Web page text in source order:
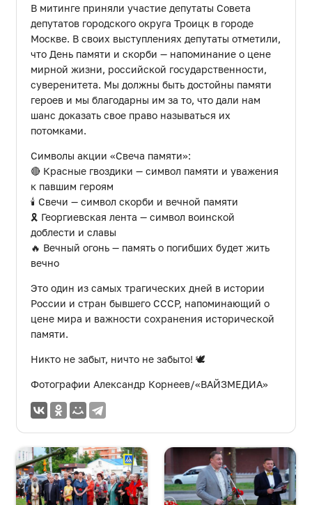
В митинге приняли участие депутаты Совета
депутатов городского округа Троицк в городе
Москве. В своих выступлениях депутаты отметили,
что День памяти и скорби — напоминание о цене
мирной жизни, российской государственности,
суверенитета. Мы должны быть достойны памяти
героев и мы благодарны им за то, что дали нам
шанс доказать свое право называться их
потомками.
Символы акции «Свеча памяти»:
🔴 Красные гвоздики — символ памяти и уважения
к павшим героям
🕯️ Свечи — символ скорби и вечной памяти
🎗️ Георгиевская лента — символ воинской
доблести и славы
🔥 Вечный огонь — память о погибших будет жить
вечно
Это один из самых трагических дней в истории
России и стран бывшего СССР, напоминающий о
цене мира и важности сохранения исторической
памяти.
Никто не забыт, ничто не забыто! 🕊️
Фотографии Александр Корнеев/«ВАЙЗМЕДИА»